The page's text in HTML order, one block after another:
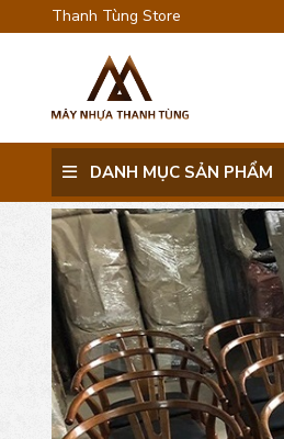
Thanh Tùng Store
DANH MỤC SẢN PHẨM